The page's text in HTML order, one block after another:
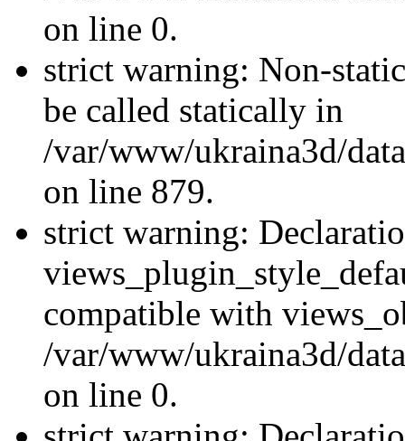
on line 0.
strict warning: Non-
be called statically in
/var/www/ukraina3d/
on line 879.
strict warning:
compatible with
/var/www/ukraina3d/
on line 0.